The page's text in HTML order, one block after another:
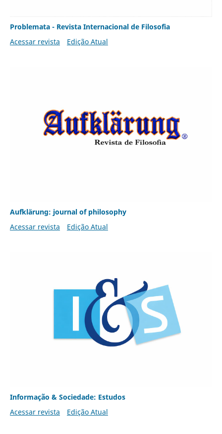
Problemata - Revista Internacional de Filosofia
Acessar revista
Edição Atual
Aufklärung: journal of philosophy
Acessar revista
Edição Atual
Informação & Sociedade: Estudos
Acessar revista
Edição Atual